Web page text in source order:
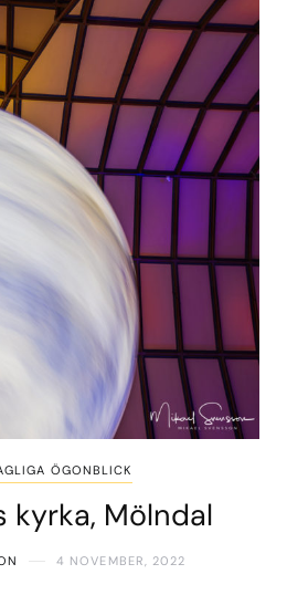
ÖGONBLICK
kyrka, Mölndal
4 NOVEMBER, 2022